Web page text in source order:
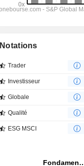
-
-
16.07.25
Notations
Trader
Investisseur
Globale
Qualité
ESG MSCI